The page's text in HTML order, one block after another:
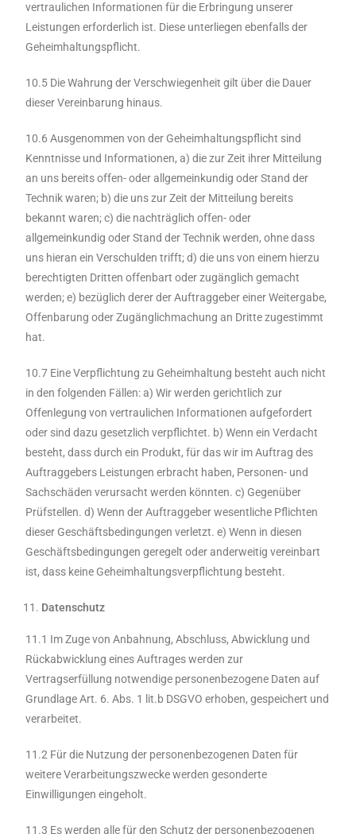
vertraulichen Informationen für die Erbringung unserer
Leistungen erforderlich ist. Diese unterliegen ebenfalls der
Geheimhaltungspflicht.
10.5 Die Wahrung der Verschwiegenheit gilt über die Dauer
dieser Vereinbarung hinaus.
10.6 Ausgenommen von der Geheimhaltungspflicht sind
Kenntnisse und Informationen, a) die zur Zeit ihrer Mitteilung
an uns bereits offen- oder allgemeinkundig oder Stand der
Technik waren; b) die uns zur Zeit der Mitteilung bereits
bekannt waren; c) die nachträglich offen- oder
allgemeinkundig oder Stand der Technik werden, ohne dass
uns hieran ein Verschulden trifft; d) die uns von einem hierzu
berechtigten Dritten offenbart oder zugänglich gemacht
werden; e) bezüglich derer der Auftraggeber einer Weitergabe,
Offenbarung oder Zugänglichmachung an Dritte zugestimmt
hat.
10.7 Eine Verpflichtung zu Geheimhaltung besteht auch nicht
in den folgenden Fällen: a) Wir werden gerichtlich zur
Offenlegung von vertraulichen Informationen aufgefordert
oder sind dazu gesetzlich verpflichtet. b) Wenn ein Verdacht
besteht, dass durch ein Produkt, für das wir im Auftrag des
Auftraggebers Leistungen erbracht haben, Personen- und
Sachschäden verursacht werden könnten. c) Gegenüber
Prüfstellen. d) Wenn der Auftraggeber wesentliche Pflichten
dieser Geschäftsbedingungen verletzt. e) Wenn in diesen
Geschäftsbedingungen geregelt oder anderweitig vereinbart
ist, dass keine Geheimhaltungsverpflichtung besteht.
Datenschutz
11.1 Im Zuge von Anbahnung, Abschluss, Abwicklung und
Rückabwicklung eines Auftrages werden zur
Vertragserfüllung notwendige personenbezogene Daten auf
Grundlage Art. 6. Abs. 1 lit.b DSGVO erhoben, gespeichert und
verarbeitet.
11.2 Für die Nutzung der personenbezogenen Daten für
weitere Verarbeitungszwecke werden gesonderte
Einwilligungen eingeholt.
11.3 Es werden alle für den Schutz der personenbezogenen